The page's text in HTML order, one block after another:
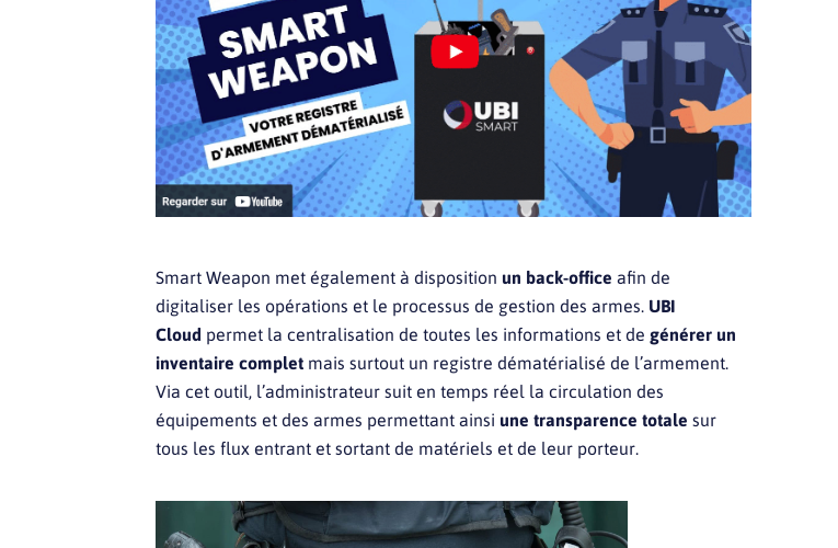
Smart Weapon met également à disposition un back-office afin de
digitaliser les opérations et le processus de gestion des armes. UBI
Cloud permet la centralisation de toutes les informations et de générer un
inventaire complet mais surtout un registre dématérialisé de l’armement.
Via cet outil, l’administrateur suit en temps réel la circulation des
équipements et des armes permettant ainsi une transparence totale sur
tous les flux entrant et sortant de matériels et de leur porteur.